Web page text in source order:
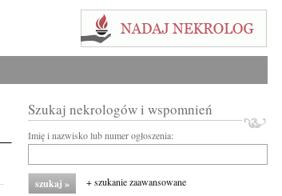
Szukaj nekrologów i wspomnień
Imię i nazwisko lub numer ogłoszenia:
+ szukanie zaawansowane